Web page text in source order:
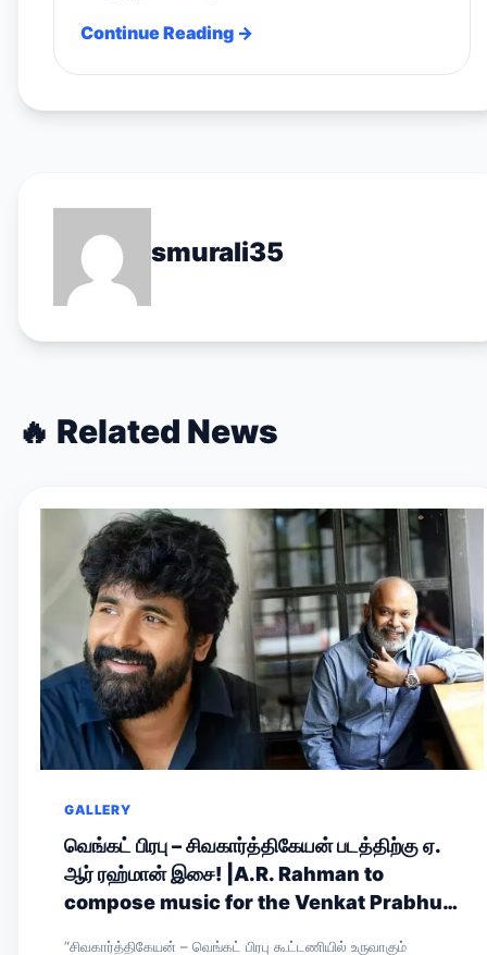
Continue Reading →
smurali35
🔥 Related News
GALLERY
வெங்கட் பிரபு – சிவகார்த்திகேயன் படத்திற்கு ஏ.
ஆர் ரஹ்மான் இசை! |A.R. Rahman to
compose music for the Venkat Prabhu–
“சிவகார்த்திகேயன் – வெங்கட் பிரபு கூட்டணியில் உருவாகும்